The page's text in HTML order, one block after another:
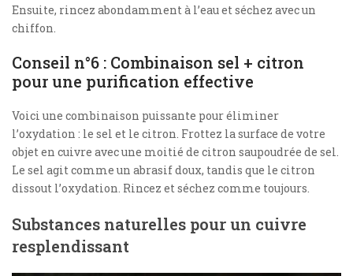
Ensuite, rincez abondamment à l’eau et séchez avec un
chiffon.
Conseil n°6 : Combinaison sel + citron
pour une purification effective
Voici une combinaison puissante pour éliminer
l’oxydation : le sel et le citron. Frottez la surface de votre
objet en cuivre avec une moitié de citron saupoudrée de sel.
Le sel agit comme un abrasif doux, tandis que le citron
dissout l’oxydation. Rincez et séchez comme toujours.
Substances naturelles pour un cuivre
resplendissant